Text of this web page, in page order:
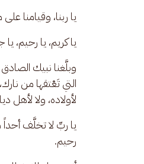
يا ربنا، وقيامنا
يا كريم، يا رحيم، يا
وبلَّغنا نبيك
التي تَعْتقها من
لأولاده، ولا لأهل
يا ربِّ لا تخلَّف أحداً
رحيم.